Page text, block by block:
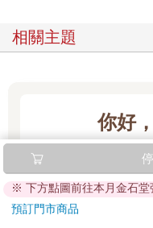
因為我們生活在人人有心
度上說我們是確實如此）
所造成的後果」。如果你
追求共識本能」。然而，
那種追求共識的本能，在
每天都在處理號稱是資訊
什麼新鮮事。T．S．艾略
他相信那是十九世紀的產
解，又有這麼多知識領域
人對於一大堆事情又都只
相關主題
你好
所有來買書的讀者
的、想買哪一種書
表達自己的感受──
※ 下方點圖前往本月金石堂
預訂門市商品